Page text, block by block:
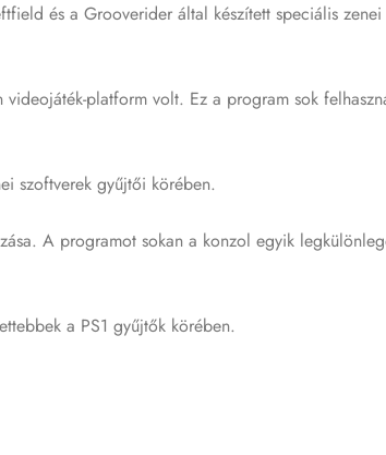
és a Grooverider által készített speciális
platform volt. Ez a program sok
szoftverek gyűjtői körében.
A programot sokan a konzol egyik
a PS1 gyűjtők körében.